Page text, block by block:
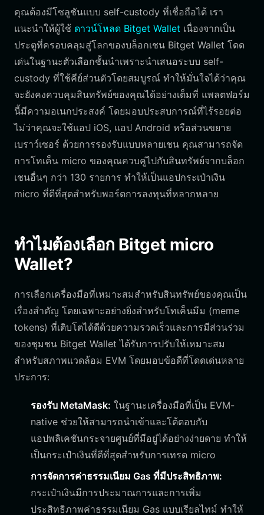
คุณต้องมีโซลูชันแบบ self-custody ที่เชื่อถือได้ เรา
แนะนำให้ผู้ใช้ ดาวน์โหลด Bitget Wallet เนื่องจากเป็น
ประตูที่ครอบคลุมสู่โลกของบล็อกเชน Bitget Wallet โดด
เด่นในฐานะตัวเลือกชั้นนำเพราะนำเสนอระบบ self-
custody ที่ใช้คีย์ส่วนตัวโดยสมบูรณ์ ทำให้มั่นใจได้ว่าคุณ
จะยังคงควบคุมสินทรัพย์ของคุณได้อย่างเต็มที่ แพลตฟอร์ม
นี้มีความอเนกประสงค์ โดยมอบประสบการณ์ที่ไร้รอยต่อ
ไม่ว่าคุณจะใช้แอป iOS, แอป Android หรือส่วนขยาย
เบราว์เซอร์ ด้วยการรองรับแบบหลายเชน คุณสามารถจัด
การโทเค็น micro ของคุณควบคู่ไปกับสินทรัพย์จากบล็อก
เชนอื่นๆ กว่า 130 รายการ ทำให้เป็นแอปกระเป๋าเงิน
micro ที่ดีที่สุดสำหรับพอร์ตการลงทุนที่หลากหลาย
ทำไมต้องเลือก Bitget micro
Wallet?
การเลือกเครื่องมือที่เหมาะสมสำหรับสินทรัพย์ของคุณเป็น
เรื่องสำคัญ โดยเฉพาะอย่างยิ่งสำหรับโทเค็นมีม (meme
tokens) ที่เติบโตได้ดีด้วยความรวดเร็วและการมีส่วนร่วม
ของชุมชน Bitget Wallet ได้รับการปรับให้เหมาะสม
สำหรับสภาพแวดล้อม EVM โดยมอบข้อดีที่โดดเด่นหลาย
ประการ:
รองรับ MetaMask: ในฐานะเครื่องมือที่เป็น EVM-
native ช่วยให้สามารถนำเข้าและโต้ตอบกับ
แอปพลิเคชันกระจายศูนย์ที่มีอยู่ได้อย่างง่ายดาย ทำให้
เป็นกระเป๋าเงินที่ดีที่สุดสำหรับการเทรด micro
การจัดการค่าธรรมเนียม Gas ที่มีประสิทธิภาพ:
กระเป๋าเงินมีการประมาณการและการเพิ่ม
ประสิทธิภาพค่าธรรมเนียม Gas แบบเรียลไทม์ ทำให้